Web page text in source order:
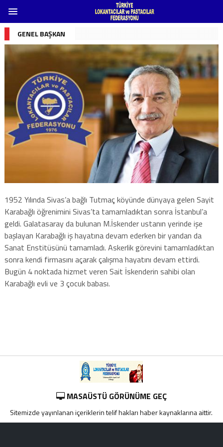
GENEL BAŞKAN
1952 Yılında Sivas’a bağlı Tutmaç köyünde dünyaya gelen Sayit
Karabağlı öğrenimini Sivas’ta tamamladıktan sonra İstanbul’a
geldi. Galatasaray da bulunan M.İskender ustanın yerinde işe
başlayan Karabağlı iş hayatına devam ederken bir yandan da
Sanat Enstitüsünü tamamladı. Askerlik görevini tamamladıktan
sonra kendi firmasını açarak çalışma hayatını devam ettirdi.
Bugün 4 noktada hizmet veren Sait İskenderin sahibi olan
Karabağlı evli ve 3 çocuk babası.
MASAÜSTÜ GÖRÜNÜME GEÇ
Sitemizde yayınlanan içeriklerin telif hakları haber kaynaklarına aittir.